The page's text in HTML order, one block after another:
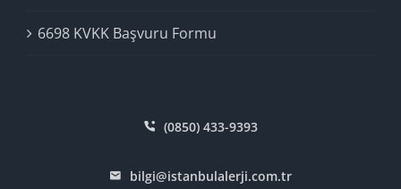
6698 KVKK Başvuru Formu
(0850) 433-9393
bilgi@istanbulalerji.com.tr